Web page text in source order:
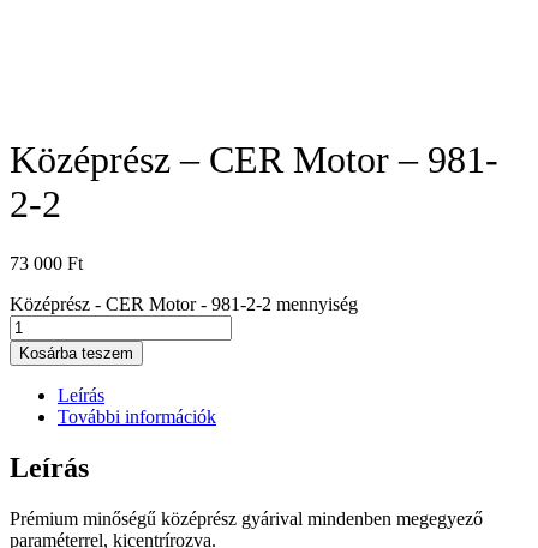
Középrész – CER Motor – 981-
2-2
73 000 Ft
Középrész - CER Motor - 981-2-2 mennyiség
Kosárba teszem
Leírás
További információk
Leírás
Prémium minőségű középrész gyárival mindenben megegyező
paraméterrel, kicentrírozva.